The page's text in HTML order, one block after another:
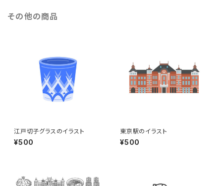
その他の商品
江戸切子グラスのイラスト
¥500
東京駅のイラスト
¥500